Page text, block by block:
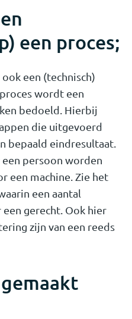
een proces;
een (technisch)
wordt een
bedoeld. Hierbij
die uitgevoerd
bepaald eindresultaat.
persoon worden
een machine. Zie het
een aantal
gerecht. Ook hier
zijn van een reeds